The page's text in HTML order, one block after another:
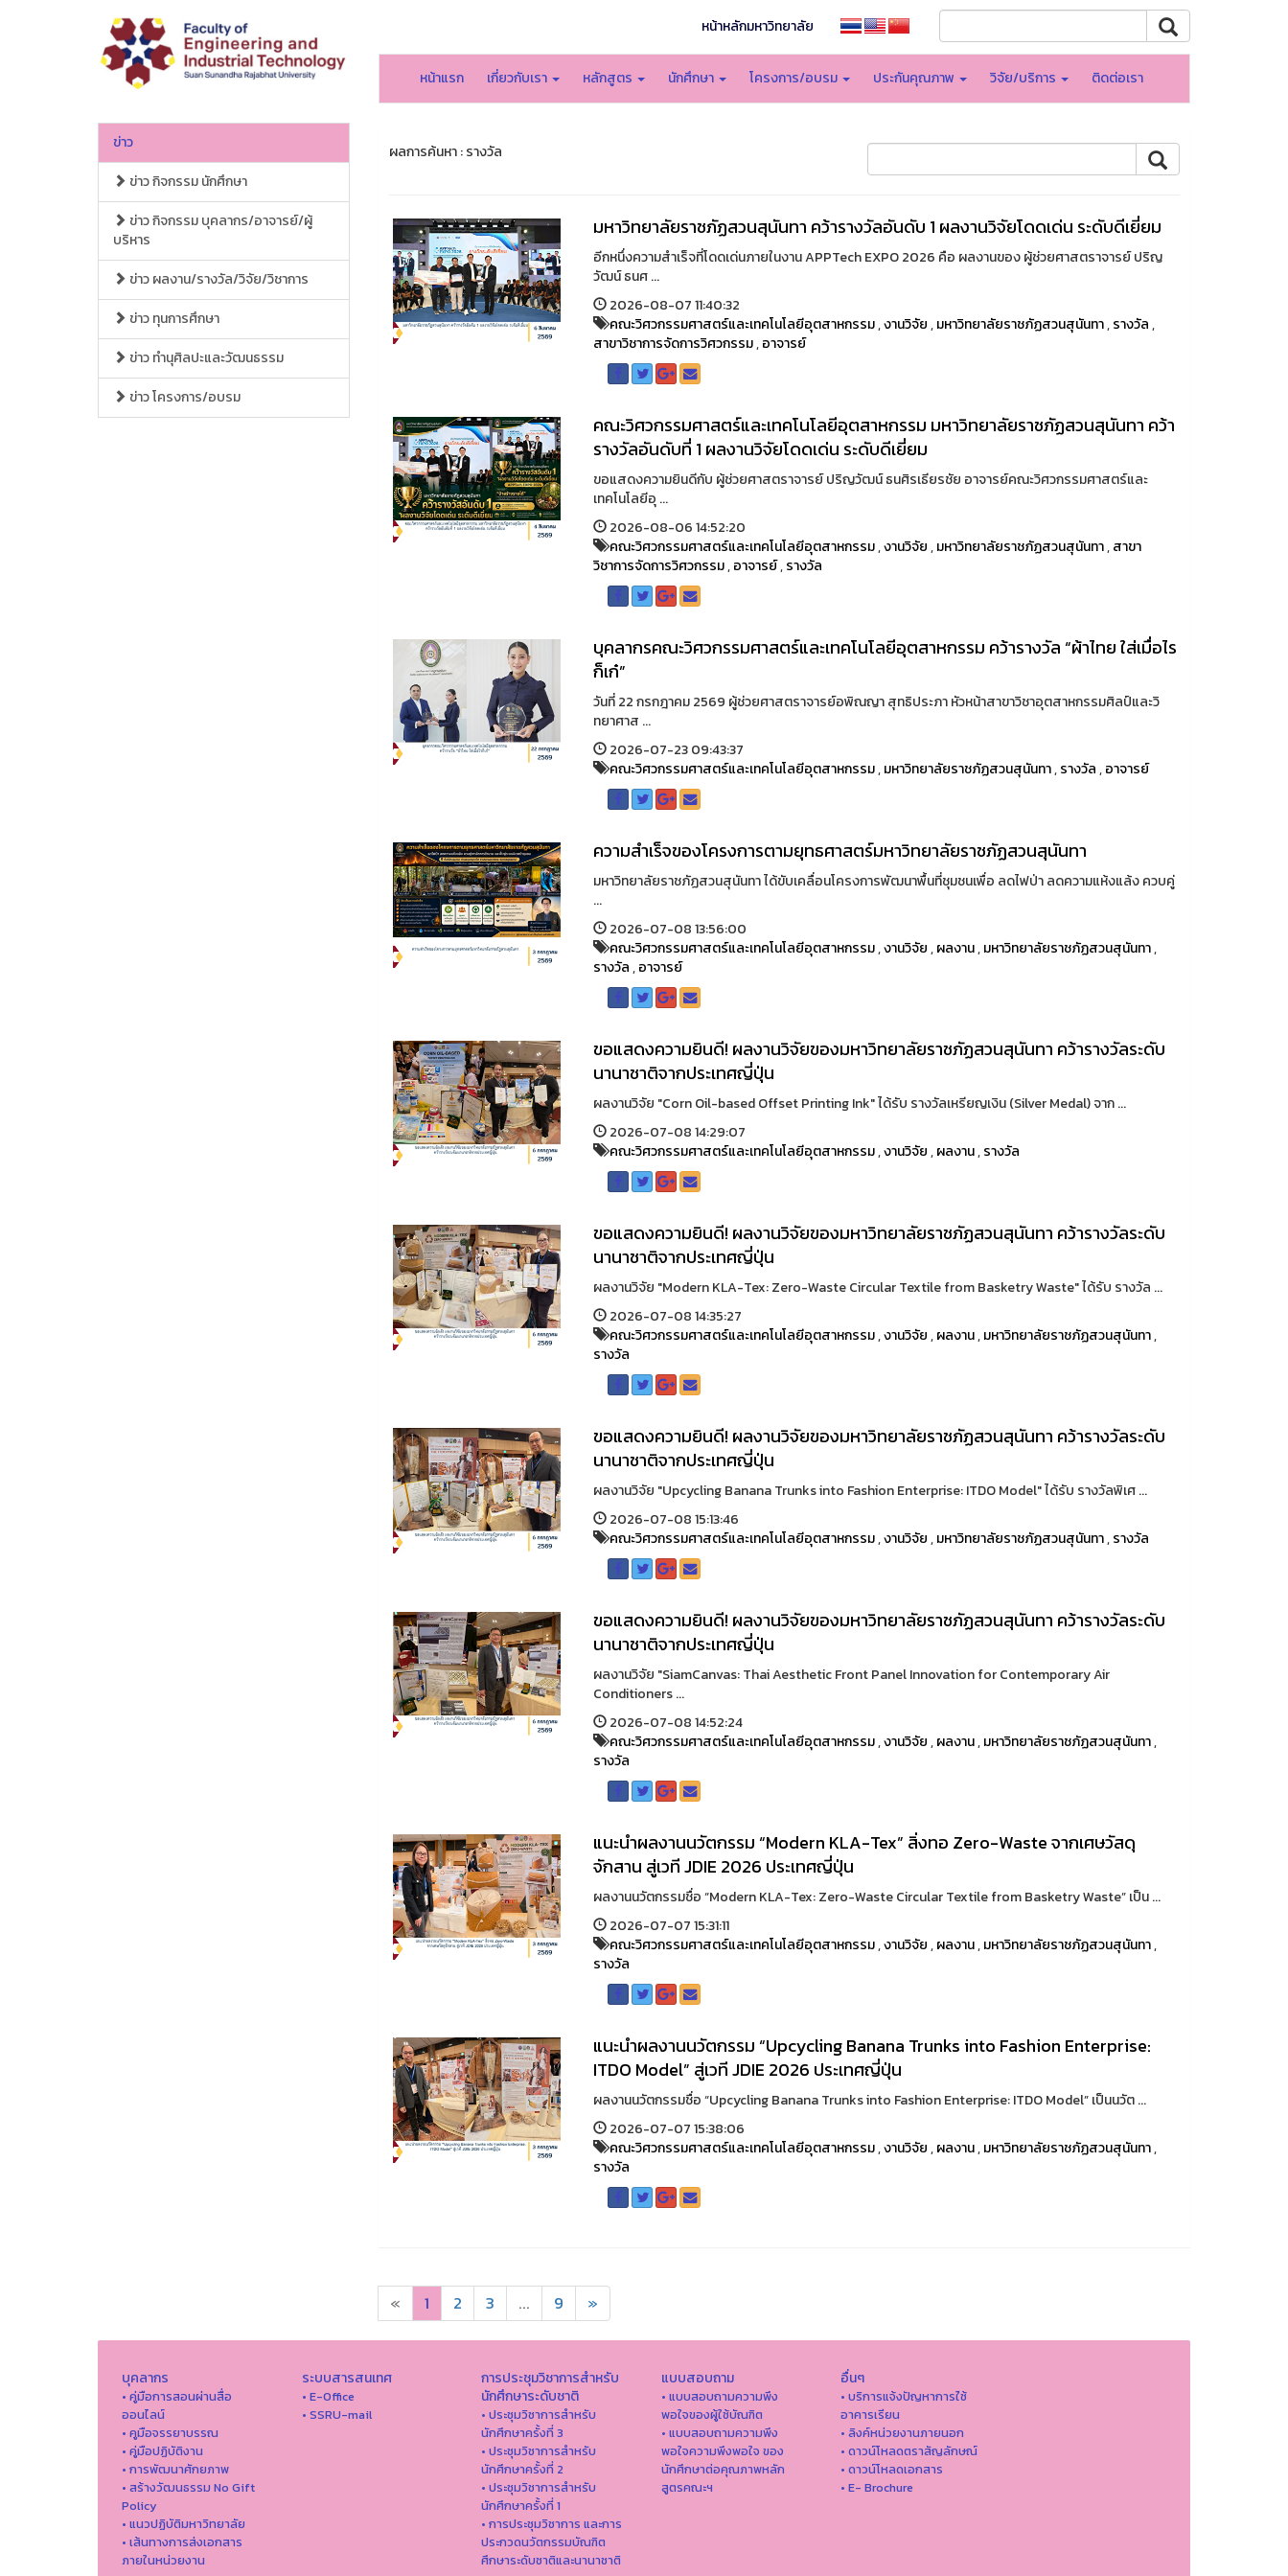
หน้าหลักมหาวิทยาลัย
หน้าแรก เกี่ยวกับเรา หลักสูตร นักศึกษา โครงการ/อบรม ประกันคุณภาพ วิจัย/บริการ ติดต่อเรา
ข่าว
ข่าว กิจกรรม นักศึกษา
ข่าว กิจกรรม บุคลากร/อาจารย์/ผู้
บริหาร
ข่าว ผลงาน/รางวัล/วิจัย/วิชาการ
ข่าว ทุนการศึกษา
ข่าว ทำนุศิลปะและวัฒนธรรม
ข่าว โครงการ/อบรม
ผลการค้นหา : รางวัล
มหาวิทยาลัยราชภัฏสวนสุนันทา คว้ารางวัลอันดับ 1 ผลงานวิจัยโดดเด่น ระดับดีเยี่ยม
อีกหนึ่งความสำเร็จที่โดดเด่นภายในงาน APPTech EXPO 2026 คือ ผลงานของ ผู้ช่วยศาสตราจารย์ ปริญ
วัฒน์ ธนศ ...
2026-08-07 11:40:32
คณะวิศวกรรมศาสตร์และเทคโนโลยีอุตสาหกรรม,งานวิจัย,มหาวิทยาลัยราชภัฏสวนสุนันทา,รางวัล,
สาขาวิชาการจัดการวิศวกรรม,อาจารย์
คณะวิศวกรรมศาสตร์และเทคโนโลยีอุตสาหกรรม มหาวิทยาลัยราชภัฏสวนสุนันทา คว้า
รางวัลอันดับที่ 1 ผลงานวิจัยโดดเด่น ระดับดีเยี่ยม
ขอแสดงความยินดีกับ ผู้ช่วยศาสตราจารย์ ปริญวัฒน์ ธนศิรเธียรชัย อาจารย์คณะวิศวกรรมศาสตร์และ
เทคโนโลยีอุ ...
2026-08-06 14:52:20
คณะวิศวกรรมศาสตร์และเทคโนโลยีอุตสาหกรรม,งานวิจัย,มหาวิทยาลัยราชภัฏสวนสุนันทา,สาขา
วิชาการจัดการวิศวกรรม,อาจารย์,รางวัล
บุคลากรคณะวิศวกรรมศาสตร์และเทคโนโลยีอุตสาหกรรม คว้ารางวัล “ผ้าไทย ใส่เมื่อไร
ก็เก๋”
วันที่ 22 กรกฎาคม 2569 ผู้ช่วยศาสตราจารย์อพิณญา สุทธิประภา หัวหน้าสาขาวิชาอุตสาหกรรมศิลป์และวิ
ทยาศาส ...
2026-07-23 09:43:37
คณะวิศวกรรมศาสตร์และเทคโนโลยีอุตสาหกรรม,มหาวิทยาลัยราชภัฏสวนสุนันทา,รางวัล,อาจารย์
ความสำเร็จของโครงการตามยุทธศาสตร์มหาวิทยาลัยราชภัฏสวนสุนันทา
มหาวิทยาลัยราชภัฏสวนสุนันทา ได้ขับเคลื่อนโครงการพัฒนาพื้นที่ชุมชนเพื่อ ลดไฟป่า ลดความแห้งแล้ง ควบคู่
...
2026-07-08 13:56:00
คณะวิศวกรรมศาสตร์และเทคโนโลยีอุตสาหกรรม,งานวิจัย,ผลงาน,มหาวิทยาลัยราชภัฏสวนสุนันทา,
รางวัล,อาจารย์
ขอแสดงความยินดี! ผลงานวิจัยของมหาวิทยาลัยราชภัฏสวนสุนันทา คว้ารางวัลระดับ
นานาชาติจากประเทศญี่ปุ่น
ผลงานวิจัย "Corn Oil-based Offset Printing Ink" ได้รับ รางวัลเหรียญเงิน (Silver Medal) จาก ...
2026-07-08 14:29:07
คณะวิศวกรรมศาสตร์และเทคโนโลยีอุตสาหกรรม,งานวิจัย,ผลงาน,รางวัล
ขอแสดงความยินดี! ผลงานวิจัยของมหาวิทยาลัยราชภัฏสวนสุนันทา คว้ารางวัลระดับ
นานาชาติจากประเทศญี่ปุ่น
ผลงานวิจัย "Modern KLA-Tex: Zero-Waste Circular Textile from Basketry Waste" ได้รับ รางวัล ...
2026-07-08 14:35:27
คณะวิศวกรรมศาสตร์และเทคโนโลยีอุตสาหกรรม,งานวิจัย,ผลงาน,มหาวิทยาลัยราชภัฏสวนสุนันทา,
รางวัล
ขอแสดงความยินดี! ผลงานวิจัยของมหาวิทยาลัยราชภัฏสวนสุนันทา คว้ารางวัลระดับ
นานาชาติจากประเทศญี่ปุ่น
ผลงานวิจัย "Upcycling Banana Trunks into Fashion Enterprise: ITDO Model" ได้รับ รางวัลพิเศ ...
2026-07-08 15:13:46
คณะวิศวกรรมศาสตร์และเทคโนโลยีอุตสาหกรรม,งานวิจัย,มหาวิทยาลัยราชภัฏสวนสุนันทา,รางวัล
ขอแสดงความยินดี! ผลงานวิจัยของมหาวิทยาลัยราชภัฏสวนสุนันทา คว้ารางวัลระดับ
นานาชาติจากประเทศญี่ปุ่น
ผลงานวิจัย "SiamCanvas: Thai Aesthetic Front Panel Innovation for Contemporary Air
Conditioners ...
2026-07-08 14:52:24
คณะวิศวกรรมศาสตร์และเทคโนโลยีอุตสาหกรรม,งานวิจัย,ผลงาน,มหาวิทยาลัยราชภัฏสวนสุนันทา,
รางวัล
แนะนำผลงานนวัตกรรม “Modern KLA-Tex” สิ่งทอ Zero-Waste จากเศษวัสดุ
จักสาน สู่เวที JDIE 2026 ประเทศญี่ปุ่น
ผลงานนวัตกรรมชื่อ “Modern KLA-Tex: Zero-Waste Circular Textile from Basketry Waste” เป็น ...
2026-07-07 15:31:11
คณะวิศวกรรมศาสตร์และเทคโนโลยีอุตสาหกรรม,งานวิจัย,ผลงาน,มหาวิทยาลัยราชภัฏสวนสุนันทา,
รางวัล
แนะนำผลงานนวัตกรรม “Upcycling Banana Trunks into Fashion Enterprise:
ITDO Model” สู่เวที JDIE 2026 ประเทศญี่ปุ่น
ผลงานนวัตกรรมชื่อ “Upcycling Banana Trunks into Fashion Enterprise: ITDO Model” เป็นนวัต ...
2026-07-07 15:38:06
คณะวิศวกรรมศาสตร์และเทคโนโลยีอุตสาหกรรม,งานวิจัย,ผลงาน,มหาวิทยาลัยราชภัฏสวนสุนันทา,
รางวัล
« 1 2 3 ... 9 »
บุคลากร
• คู่มือการสอนผ่านสื่อ
ออนไลน์
• คูมือจรรยาบรรณ
• คู่มือปฏิบัติงาน
• การพัฒนาศักยภาพ
• สร้างวัฒนธรรม No Gift
Policy
• แนวปฏิบัติมหาวิทยาลัย
• เส้นทางการส่งเอกสาร
ภายในหน่วยงาน
ระบบสารสนเทศ
• E-Office
• SSRU-mail
การประชุมวิชาการสำหรับ
นักศึกษาระดับชาติ
• ประชุมวิชาการสำหรับ
นักศึกษาครั้งที่ 3
• ประชุมวิชาการสำหรับ
นักศึกษาครั้งที่ 2
• ประชุมวิชาการสำหรับ
นักศึกษาครั้งที่ 1
• การประชุมวิชาการ และการ
ประกวดนวัตกรรมบัณฑิต
ศึกษาระดับชาติและนานาชาติ
แบบสอบถาม
• แบบสอบถามความพึง
พอใจของผู้ใช้บัณฑิต
• แบบสอบถามความพึง
พอใจความพึงพอใจ ของ
นักศึกษาต่อคุณภาพหลัก
สูตรคณะฯ
อื่นๆ
• บริการแจ้งปัญหาการใ่ช้
อาคารเรียน
• ลิงค์หน่วยงานภายนอก
• ดาวน์โหลดตราสัญลักษณ์
• ดาวน์โหลดเอกสาร
• E- Brochure